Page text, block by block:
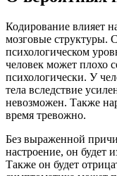
Кодирование влияет
мозговые структуры.
психологическом
человек может плохо
психологически. У
тела вследствие
невозможен. Также
время тревожно.
Без выраженной
настроение, он будет
Также он будет